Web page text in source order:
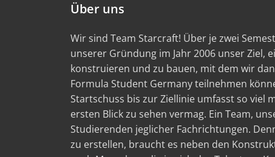
Über uns
Wir sind Team Starcraft! Über je zwei
unserer Gründung im Jahr 2006 unser Ziel,
konstruieren und zu bauen, mit dem wir
Formula Student Germany teilnehmen
Startschuss bis zur Ziellinie umfasst so viel
ersten Blick zu sehen vermag. Ein Team,
Studierenden jeglicher Fachrichtungen.
zu erstellen, braucht es neben den